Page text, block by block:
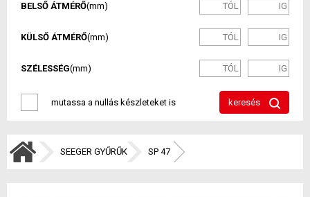
BELSŐ ÁTMÉRŐ(mm)
KÜLSŐ ÁTMÉRŐ(mm)
SZÉLESSÉG(mm)
mutassa a nullás készleteket is keresés
SEEGER GYŰRŰK SP 47